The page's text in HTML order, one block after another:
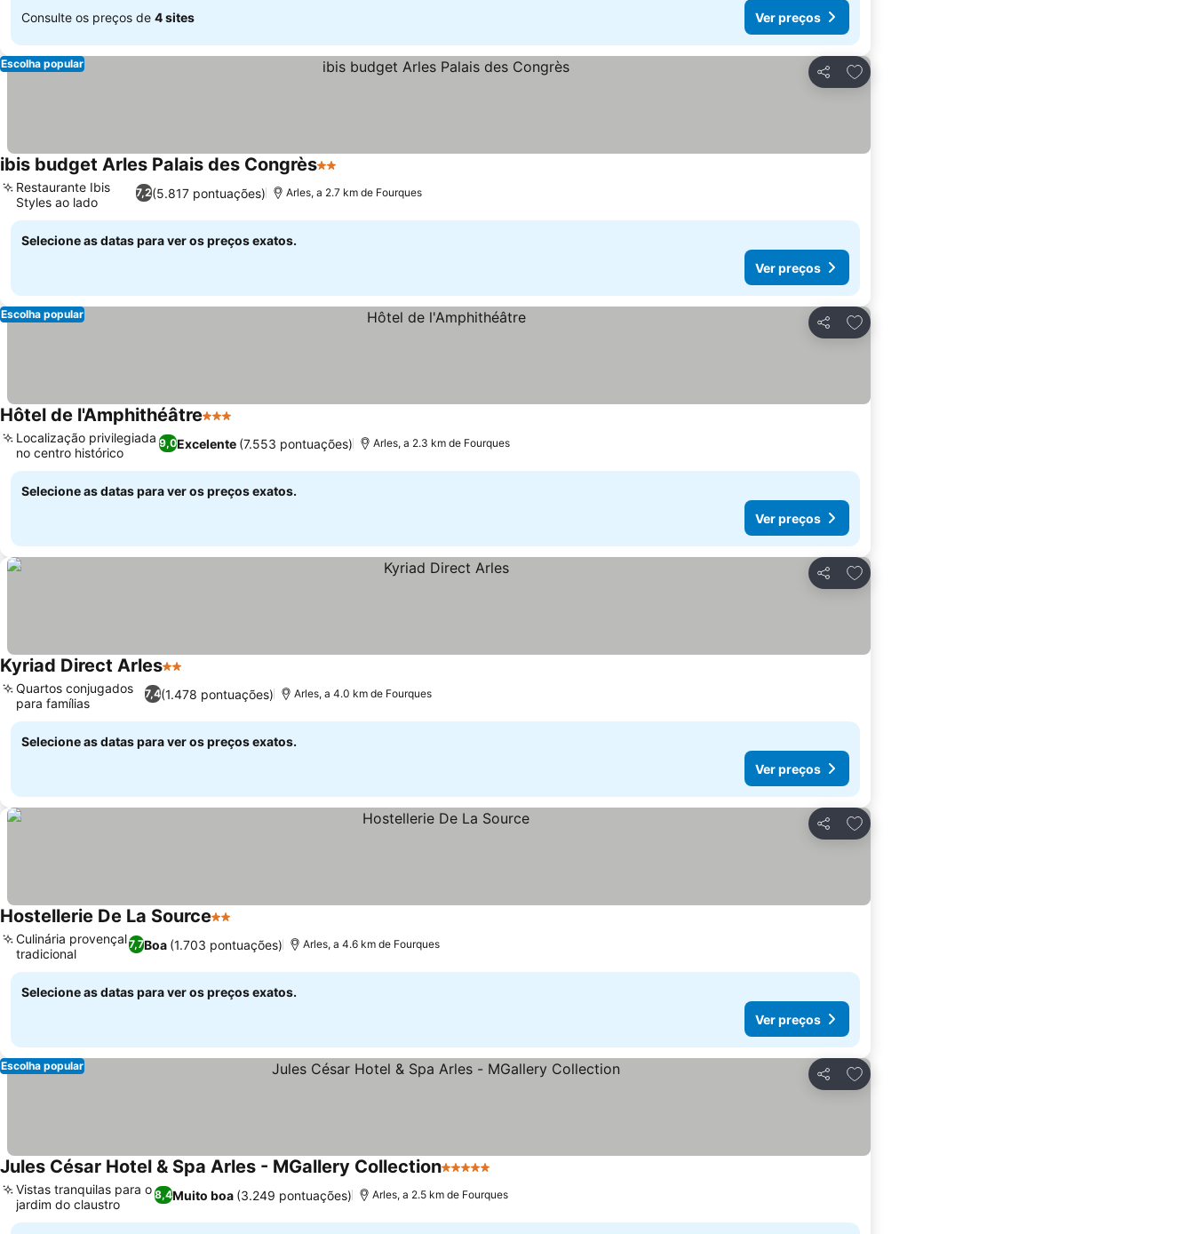
Consulte os preços de 4 sites Ver preços
Partilhar
Adicionar aos favoritos
Escolha popular
ibis budget Arles Palais des Congrès2 Estrelas
7,2(5.817 pontuações)
Restaurante Ibis
Styles ao lado
Arles, a 2.7 km de Fourques
Selecione as datas para ver os preços exatos.
Ver preços
Partilhar
Adicionar aos favoritos
Escolha popular
Hôtel de l'Amphithéâtre3 Estrelas
9,0Excelente (7.553 pontuações)
Localização privilegiada
no centro histórico
Arles, a 2.3 km de Fourques
Selecione as datas para ver os preços exatos.
Ver preços
Partilhar
Adicionar aos favoritos
Kyriad Direct Arles2 Estrelas
7,4(1.478 pontuações)
Quartos conjugados
para famílias
Arles, a 4.0 km de Fourques
Selecione as datas para ver os preços exatos.
Ver preços
Partilhar
Adicionar aos favoritos
Hostellerie De La Source2 Estrelas
7,7Boa (1.703 pontuações)
Culinária provençal
tradicional
Arles, a 4.6 km de Fourques
Selecione as datas para ver os preços exatos.
Ver preços
Partilhar
Adicionar aos favoritos
Escolha popular
Jules César Hotel & Spa Arles - MGallery Collection5 Estrelas
8,4Muito boa (3.249 pontuações)
Vistas tranquilas para o
jardim do claustro
Arles, a 2.5 km de Fourques